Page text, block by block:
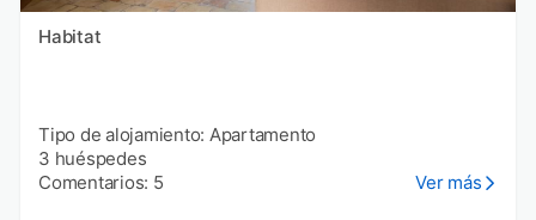
Habitat
Tipo de alojamiento: Apartamento
3 huéspedes
Comentarios: 5
Ver más